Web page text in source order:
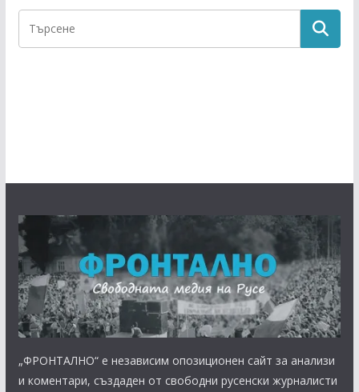
„ФРОНТАЛНО“ е независим опозиционен сайт за анализи
и коментари, създаден от свободни русенски журналисти